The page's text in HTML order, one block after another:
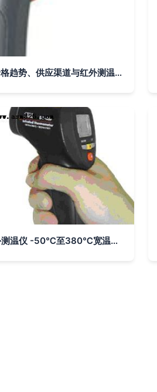
沥青漆采购指南 价格趋势、供应渠道与红外测温仪的应用
CEM DT-880红外测温仪 -50℃至380℃宽温域与12:1距离系数比的专业解析